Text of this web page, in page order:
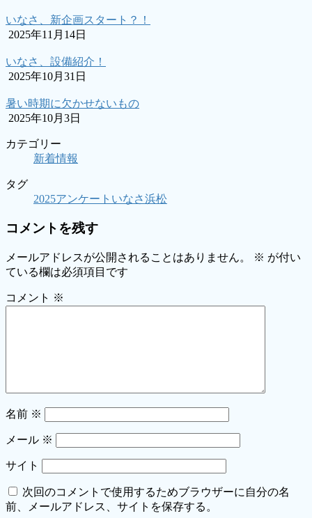
いなさ、新企画スタート？！
2025年11月14日
いなさ、設備紹介！
2025年10月31日
暑い時期に欠かせないもの
2025年10月3日
カテゴリー
新着情報
タグ
2025アンケート いなさ浜松
コメントを残す
メールアドレスが公開されることはありません。 ※ が付い
ている欄は必須項目です
コメント ※
名前 ※
メール ※
サイト
次回のコメントで使用するためブラウザーに自分の名
前、メールアドレス、サイトを保存する。